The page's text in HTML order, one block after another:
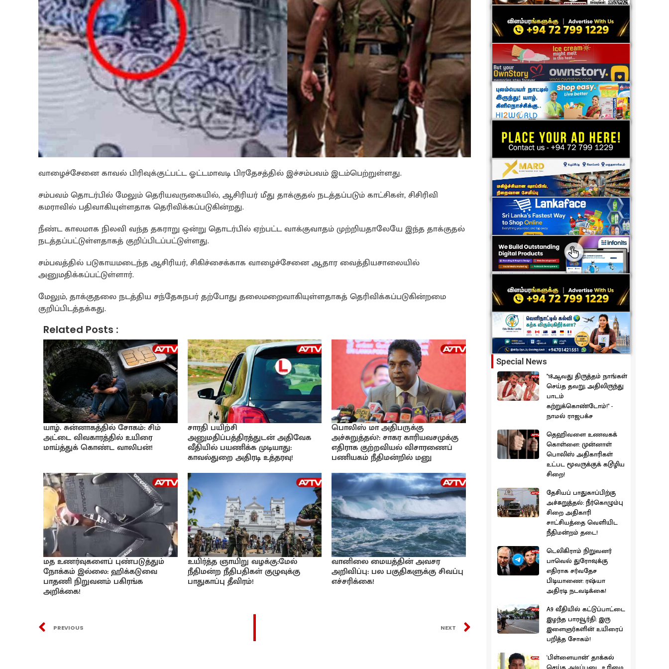
வாழைச்சேனை காவல் பிரிவுக்குட்பட்ட ஓட்டமாவடி பிரதேசத்தில் இச்சம்பவம் இடம்பெற்றுள்ளது.
சம்பவம் தொடர்பில் மேலும் தெரியவருகையில், ஆசிரியர் மீது தாக்குதல் நடத்தப்படும் காட்சிகள், சிசிரிவி
கமராவில் பதிவாகியுள்ளதாக தெரிவிக்கப்படுகின்றது.
நீண்ட காலமாக நிலவி வந்த தகராறு ஒன்று தொடர்பில் ஏற்பட்ட வாக்குவாதம் முற்றியதாலேயே இந்த தாக்குதல்
நடத்தப்பட்டுள்ளதாகத் குறிப்பிடப்பட்டுள்ளது.
சம்பவத்தில் படுகாயமடைந்த ஆசிரியர், சிகிச்சைக்காக வாழைச்சேனை ஆதார வைத்தியசாலையில்
அனுமதிக்கப்பட்டுள்ளார்.
மேலும், தாக்குதலை நடத்திய சந்தேகநபர் தற்போது தலைமறைவாகியுள்ளதாகத் தெரிவிக்கப்படுகின்றமை
குறிப்பிடத்தக்கது.
Related Posts :
யாழ். சுன்னாகத்தில் சோகம்: சிம்
அட்டை விவகாரத்தில் உயிரை
மாய்த்துக் கொண்ட வாலிபன்!
சாரதி பயிற்சி
அனுமதிப்பத்திரத்துடன் அதிவேக
வீதியில் பயணிக்க முடியாது:
காவல்துறை அதிரடி உத்தரவு!
பொலிஸ் மா அதிபருக்கு
அச்சுறுத்தல்?: சாகர காரியவசமுக்கு
எதிராக குற்றவியல் விசாரணைப்
பணியகம் நீதிமன்றில் மனு
மத உணர்வுகளைப் புண்படுத்தும்
நோக்கம் இல்லை: ஹிக்கடுவை
பாதணி நிறுவனம் பகிரங்க
அறிக்கை!
உயிர்த்த ஞாயிறு வழக்கு:மேல்
நீதிமன்ற நீதிபதிகள் குழுவுக்கு
பாதுகாப்பு தீவிரம்!
வானிலை மையத்தின் அவசர
அறிவிப்பு: பல பகுதிகளுக்கு சிவப்பு
எச்சரிக்கை!
PREVIOUS NEXT
Special News
"18ஆவது திருத்தம் நாங்கள்
செய்த தவறு; அதிலிருந்து
பாடம்
கற்றுக்கொண்டோம்!" -
நாமல் ராஜபக்ச
தெஹிவளை உணவகக்
கொள்ளை: முன்னாள்
பொலிஸ் அதிகாரிகள்
உட்பட மூவருக்குக் கடூழிய
சிறை!
தேசியப் பாதுகாப்பிற்கு
அச்சுறுத்தல்: நீர்கொழும்பு
சிறை அதிகாரி
சாட்சியத்தை வெளியிட
நீதிமன்றம் தடை!
டெலிகிராம் நிறுவனர்
பாவெல் துரோவுக்கு
எதிராக சர்வதேச
பிடியாணை: ரஷ்யா
அதிரடி நடவடிக்கை!
A9 வீதியில் கட்டுப்பாட்டை
இழந்த பாரவூர்தி: இரு
இளைஞர்களின் உயிரைப்
பறித்த சோகம்!
'பிள்ளையான்' தாக்கல்